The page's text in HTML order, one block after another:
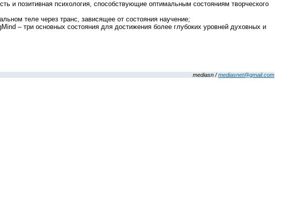
и позитивная психология, способствующие оптимальным состояниям творческого
теле через транс, зависящее от состояния научение;
– три основных состояния для достижения более глубоких уровней духовных и
mediasn /mediasnet@gmail.com